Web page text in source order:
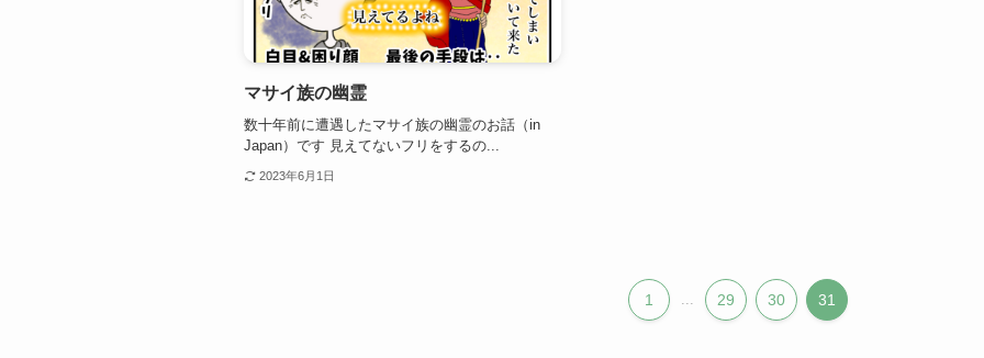
マサイ族の幽霊
数十年前に遭遇したマサイ族の幽霊のお話（in
Japan）です 見えてないフリをするの...
2023年6月1日
1 ... 29 30 31